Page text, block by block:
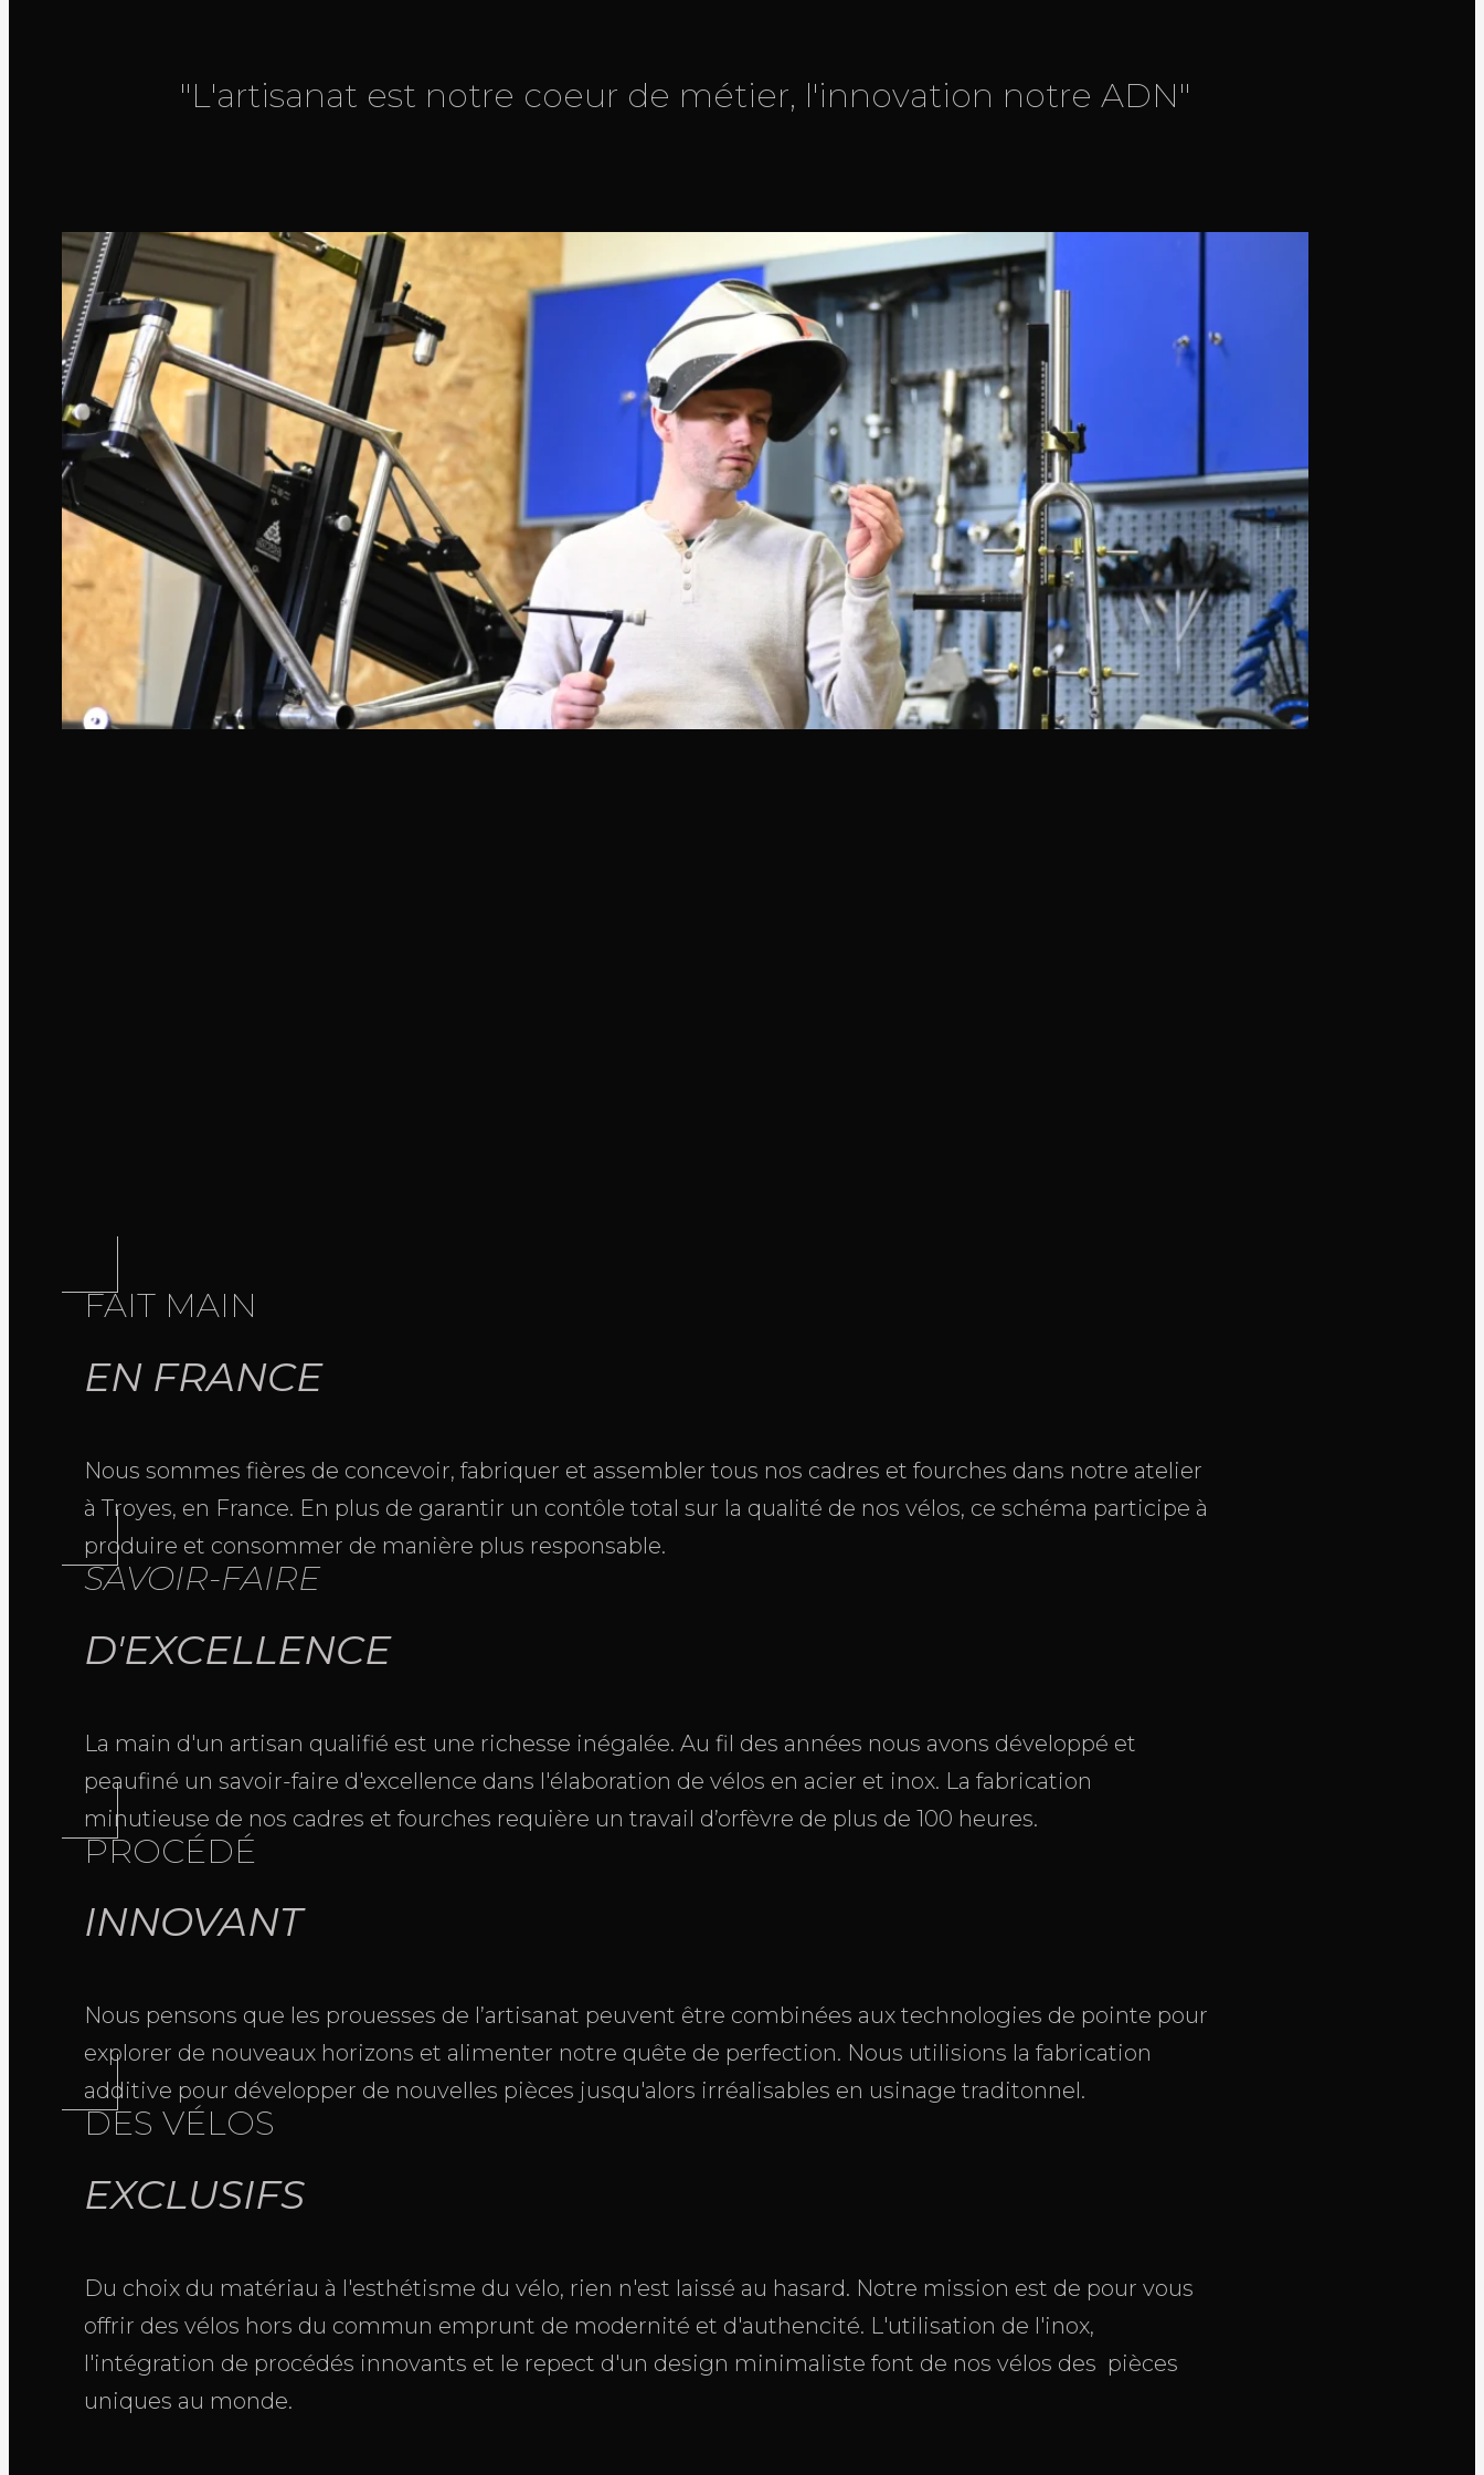
"L'artisanat est notre coeur de métier, l'innovation notre ADN"
FAIT MAIN
EN FRANCE
Nous sommes fières de concevoir, fabriquer et assembler tous nos cadres et fourches dans notre atelier
à Troyes, en France. En plus de garantir un contôle total sur la qualité de nos vélos, ce schéma participe à
produire et consommer de manière plus responsable.
SAVOIR-FAIRE
D'EXCELLENCE
La main d'un artisan qualifié est une richesse inégalée. Au fil des années nous avons développé et
peaufiné un savoir-faire d'excellence dans l'élaboration de vélos en acier et inox. La fabrication
minutieuse de nos cadres et fourches requière un travail d’orfèvre de plus de 100 heures.
PROCÉDÉ
INNOVANT
Nous pensons que les prouesses de l’artisanat peuvent être combinées aux technologies de pointe pour
explorer de nouveaux horizons et alimenter notre quête de perfection. Nous utilisions la fabrication
additive pour développer de nouvelles pièces jusqu'alors irréalisables en usinage traditonnel.
DES VÉLOS
EXCLUSIFS
Du choix du matériau à l'esthétisme du vélo, rien n'est laissé au hasard. Notre mission est de pour vous
offrir des vélos hors du commun emprunt de modernité et d'authencité. L'utilisation de l'inox,
l'intégration de procédés innovants et le repect d'un design minimaliste font de nos vélos des pièces
uniques au monde.